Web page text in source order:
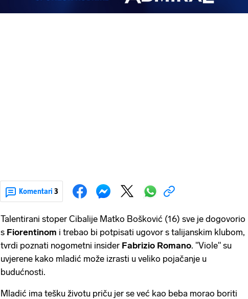
Komentari 3
Talentirani stoper Cibalije Matko Bošković (16) sve je dogovorio
s Fiorentinom i trebao bi potpisati ugovor s talijanskim klubom,
tvrdi poznati nogometni insider Fabrizio Romano. "Viole" su
uvjerene kako mladić može izrasti u veliko pojačanje u
budućnosti.
Mladić ima tešku životu priču jer se već kao beba morao boriti